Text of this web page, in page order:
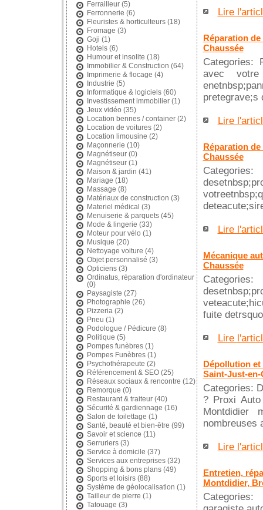
Ferrailleur(5)
Ferronnerie (6)
Fleuristes & horticulteurs(18)
Fromage (3)
Goji (1)
Hotels(6)
Humour et insolite (18)
Immobilier & Construction (64)
Imprimerie & flocage (4)
Industrie (5)
Informatique & logiciels(60)
Investissement immobilier(1)
Jeux vidéo (35)
Location bennes / container(2)
Location de voitures(2)
Location limousine (2)
Maçonnerie (10)
Magnétiseur(0)
Magnétiseur(1)
Maison & jardin (41)
Mariage (18)
Massage (8)
Matériaux de construction (3)
Materiel médical (3)
Menuiserie & parquets(45)
Mode & lingerie (33)
Moteur pour vélo (1)
Musique (20)
Nettoyage voiture (4)
Objet personnalisé (3)
Opticiens(3)
Ordinatus, réparation d'ordinateur
(0)
Paysagiste (27)
Photographie (26)
Pizzeria (2)
Pneu (1)
Podologue / Pédicure (8)
Politique (5)
Pompes funèbres(1)
Pompes Funèbres(1)
Psychothérapeute (2)
Référencement & SEO(25)
Réseaux sociaux & rencontre (12)
Remorque (0)
Restaurant & traiteur(40)
Sécurité & gardiennage (16)
Salon de toilettage (1)
Santé, beauté et bien-être (99)
Savoir et science (11)
Serruriers(3)
Service à domicile (37)
Services aux entreprises(32)
Shopping & bons plans(49)
Sports et loisirs(88)
Système de géolocalisation (1)
Tailleur de pierre (1)
Tatouage (3)
Lire
Réparation
Chaussée
Categories:
avec votre
pretegrave;s
Lire
Réparation
Chaussée
Lire
Mécanique
Chaussée
fuite
Lire
Dépollution et
Saint-Just-en-
Categories:
? Proxi Auto
Montdidier
nombreuses
Lire
Entretien,
Montdidier,